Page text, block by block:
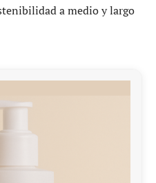
a medio y largo